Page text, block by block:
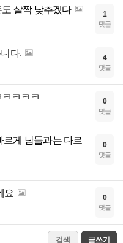
살짝 낮추겠다 1
댓글
다. 4
댓글
ㅋㅋㅋ 0
댓글
르게 남들과는 다르
0
댓글
요 0
댓글
검색 글쓰기